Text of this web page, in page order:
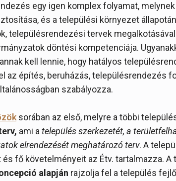
egy igen komplex folyamat,
és a települési környezet
településrendezési tervek
döntési kompetenciája.
kell lennie, hogy hatályos
az építés, beruházás, településrendezés
szabályozza.
sorában az első, melyre a többi
ami a település szerkezetét, a
elrendezését meghatározó terv. A
fő követelményeit az Étv. tartalmazza.
alapján rajzolja fel a település